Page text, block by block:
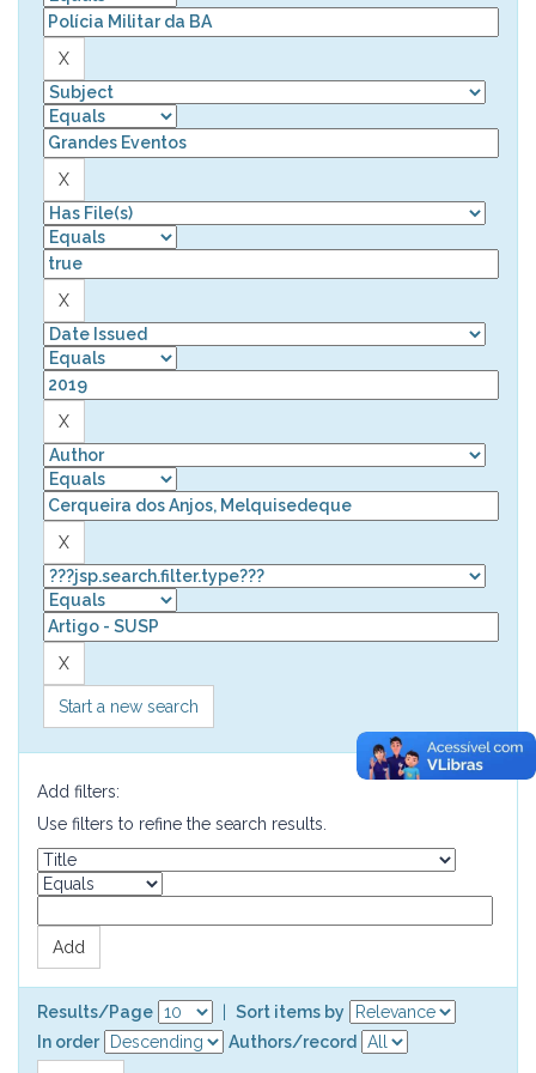
Start a new search
Add filters:
Use filters to refine the search results.
Results/Page
Sort items by
In order
Authors/record